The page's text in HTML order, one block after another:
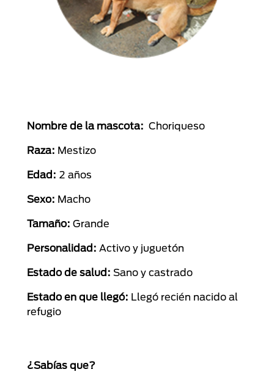
Nombre de la mascota: Choriqueso
Raza: Mestizo
Edad: 2 años
Sexo: Macho
Tamaño: Grande
Personalidad: Activo y juguetón
Estado de salud: Sano y castrado
Estado en que llegó: Llegó recién nacido al
refugio
¿Sabías que?